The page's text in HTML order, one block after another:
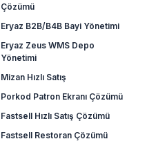
Çözümü
Eryaz B2B/B4B Bayi Yönetimi
Eryaz Zeus WMS Depo
Yönetimi
Mizan Hızlı Satış
Porkod Patron Ekranı Çözümü
Fastsell Hızlı Satış Çözümü
Fastsell Restoran Çözümü